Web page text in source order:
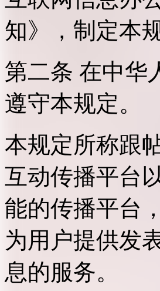
知》，制定本
第二条 在中华
遵守本规定。
本规定所称跟
互动传播平台
能的传播平台
为用户提供发
息的服务。